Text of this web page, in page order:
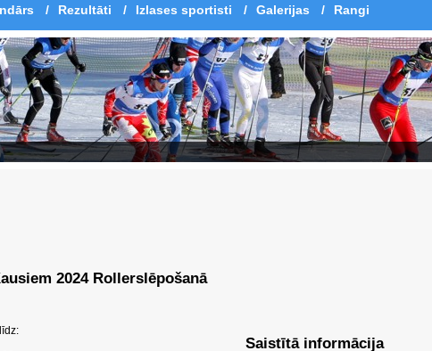
/ Rezultāti / Izlases sportisti / Galerijas / Rangi
2024 Rollerslēpošanā
Saistītā informācija
līdz: